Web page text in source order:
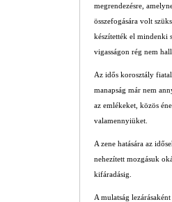
megrendezésre,
összefogására volt
készítették el mindenki
vigasságon rég nem
Az idős korosztály
manapság már nem
az emlékeket, közös
valamennyiüket.
A zene hatására az
nehezített mozgásuk
kifáradásig.
A mulatság